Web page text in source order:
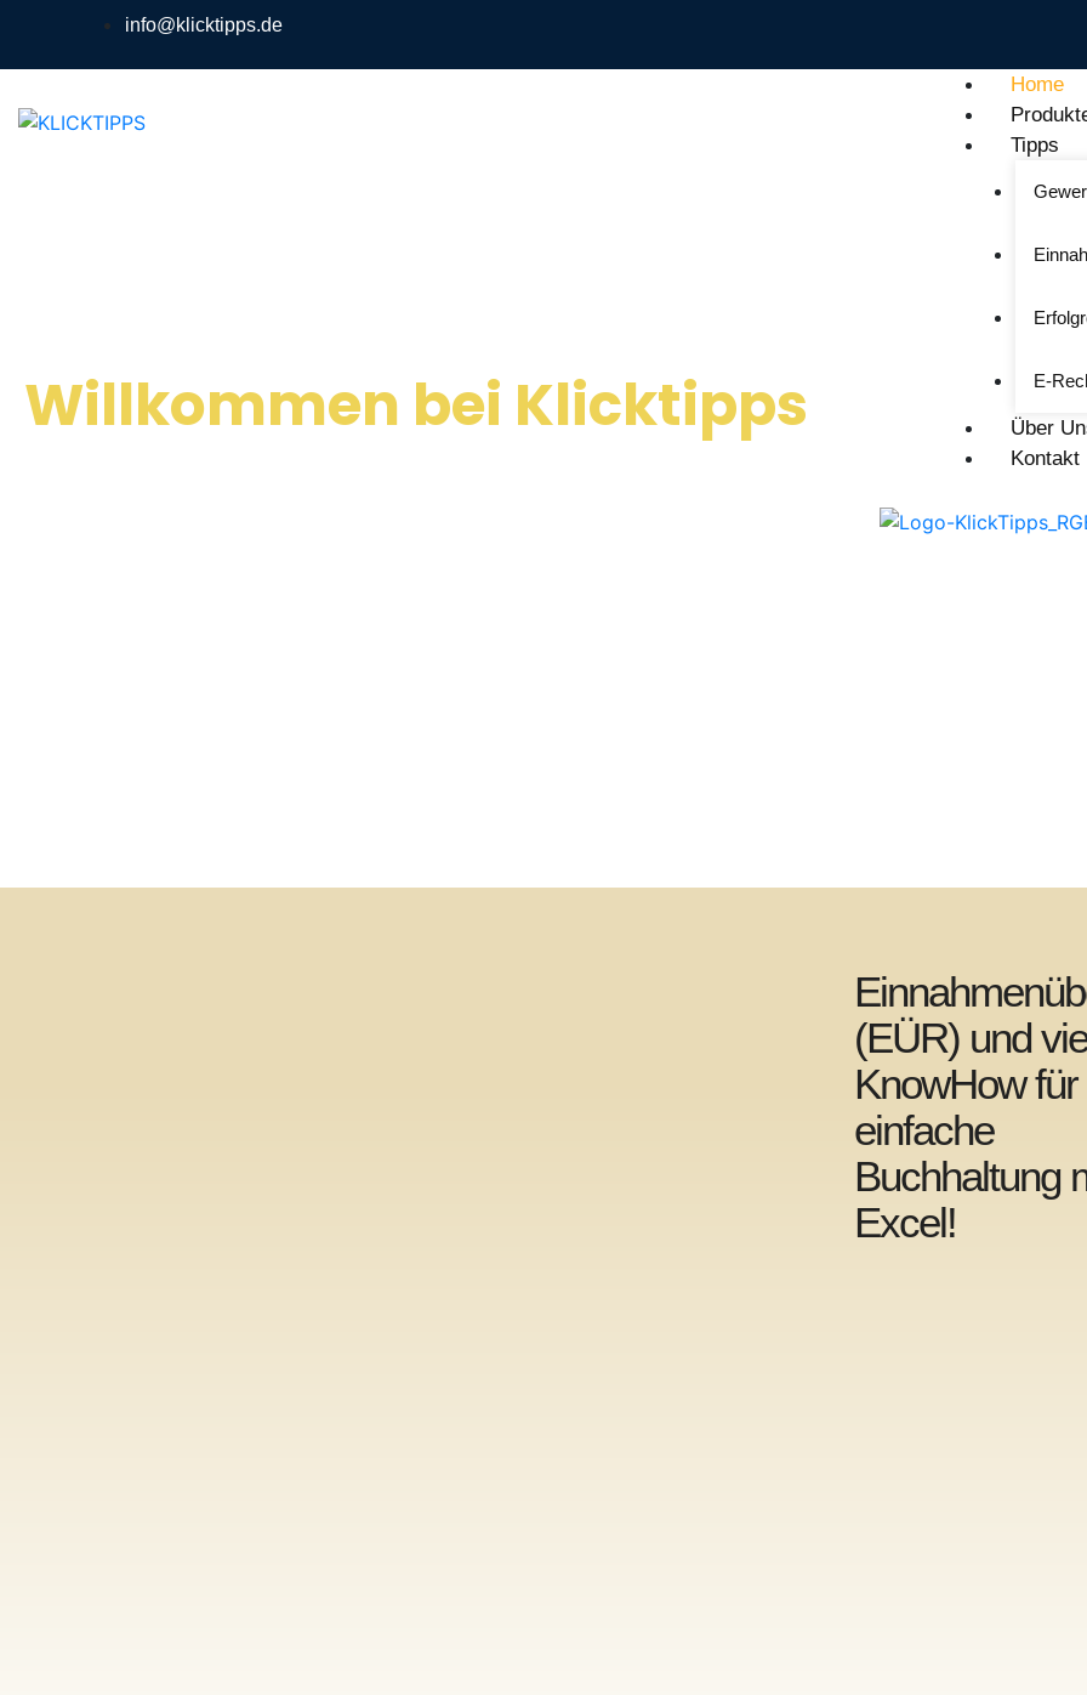
info@klicktipps.de
Home
Tipps
E-
Über
Kontakt
Willkommen bei Klicktipps
(EÜR) und
KnowHow für
einfache
Buchhaltung
Excel!